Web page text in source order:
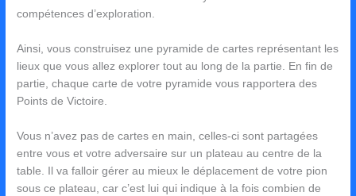
compétences d’exploration.
Ainsi, vous construisez une pyramide de cartes représentant les
lieux que vous allez explorer tout au long de la partie. En fin de
partie, chaque carte de votre pyramide vous rapportera des
Points de Victoire.
Vous n’avez pas de cartes en main, celles-ci sont partagées
entre vous et votre adversaire sur un plateau au centre de la
table. Il va falloir gérer au mieux le déplacement de votre pion
sous ce plateau, car c’est lui qui indique à la fois combien de